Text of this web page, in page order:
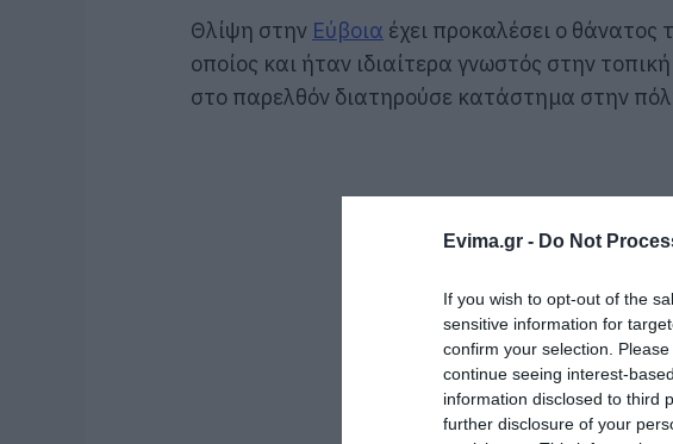
Evima.gr - Do Not
If you wish to opt-out of the
sensitive information for
confirm your selection.
continue seeing interest-
information disclosed to third
further disclosure of your
Θλίψη στην Εύβοια έχει προκαλέσει ο
οποίος και ήταν ιδιαίτερα γνωστός στην
στο παρελθόν διατηρούσε κατάστημα στην